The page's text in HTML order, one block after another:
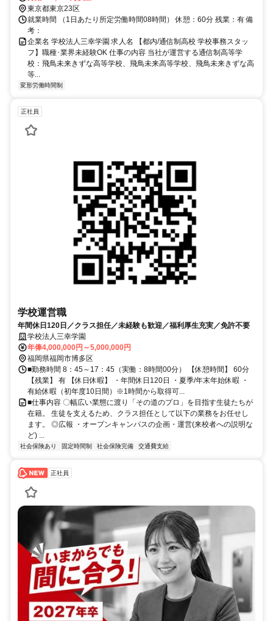
東京都東京23区
就業時間 （1日あたり所定労働時間08時間） 休憩：60分 残業：有 備
考：
企業名 学校法人三幸学園 求人名 【都内/通信制高校 学校事務スタッ
フ】職種･業界未経験OK 仕事の内容 当社が運営する通信制高等学
校：飛鳥未来きずな高等学校、飛鳥未来高等学校、飛鳥未来きずな高
等...
変形労働時間制
正社員
学校運営職
年間休日120日／クラス担任／未経験も歓迎／福利厚生充実／免許不要
学校法人三幸学園
年俸4,000,000円～5,000,000円
福岡県福岡市博多区
■勤務時間 8：45～17：45（実働：8時間00分） 【休憩時間】 60分
【残業】 有 【休日休暇】 ・年間休日120日 ・夏季/年末年始休暇 ・
有給休暇（初年度10日間）※1時間から取得可...
■仕事内容 〇幅広い業態に渡り「その道のプロ」を目指す生徒たちが
在籍。 生徒を支えるため、クラス担任として以下の業務をお任せし
ます。 ◎広報 ・オープンキャンパスの企画・運営(来校者への説明な
ど) ...
社会保険あり 固定時間制 社会保険完備 交通費支給
正社員